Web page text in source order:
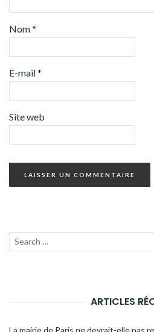
Nom*
E-mail*
Site web
Recherche
ARTICLES
La mairie de Paris ne devrait-elle pas